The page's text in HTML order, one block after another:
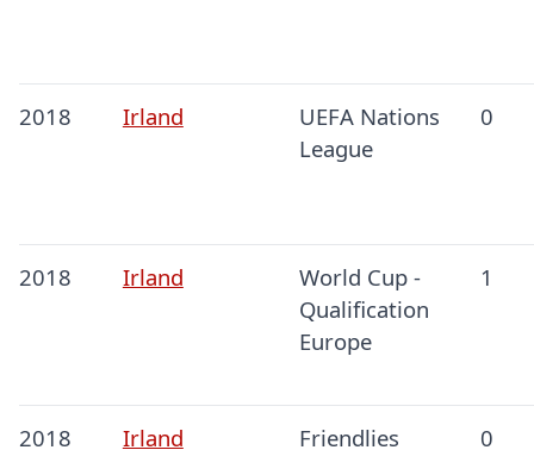
2018 Irland
UEFA Nations
League
0
2018 Irland
World Cup -
Qualification
Europe
1
2018 Irland Friendlies 0